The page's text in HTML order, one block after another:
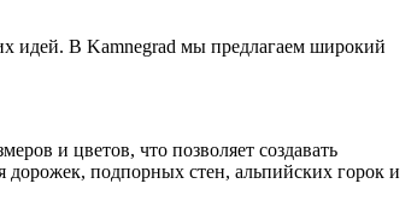
идей. В Kamnegrad мы предлагаем широкий
и цветов, что позволяет создавать
дорожек, подпорных стен, альпийских горок и